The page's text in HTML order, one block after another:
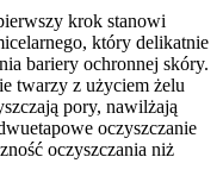
krok stanowi
który delikatnie
bariery ochronnej skóry.
twarzy z użyciem żelu
pory, nawilżają
oczyszczanie
oczyszczania niż